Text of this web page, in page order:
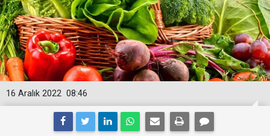
08:46
16 Aralık 2022